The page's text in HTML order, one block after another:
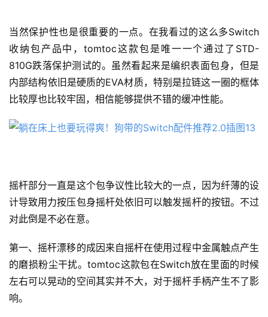
当然保护性也是很重要的一点。在我看过的这么多Switch
收纳包产品中，tomtoc这款包是唯一一个通过了STD-
810G跌落保护测试的。虽然看起来是编织表面包身，但是
内部结构依旧是硬质的EVA材质，特别是拉链这一圈的框体
比较厚也比较牢固，相信能够提供不错的缓冲性能。
摇杆部分一直是这个包争议性比较大的一点，因为纤薄的设
计导致用力按压包身摇杆处依旧可以触发摇杆的按钮。不过
对此倒是不必在意。
第一、摇杆漂移的成因来自摇杆在使用过程中金属触点产生
的磨损粉尘干扰。tomtoc这款包在Switch放在里面的时候
左右可以晃动的空间其实并不大，对于摇杆手柄产生不了影
响。